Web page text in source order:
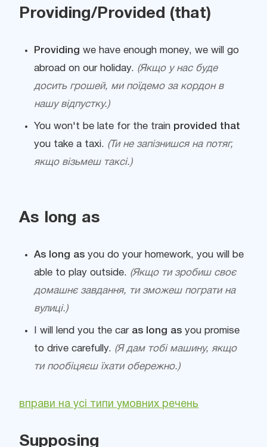
Providing/Provided (that)
Providing we have enough money, we will go
abroad on our holiday. (Якщо у нас буде
досить грошей, ми поїдемо за кордон в
нашу відпустку.)
You won't be late for the train provided that
you take a taxi. (Ти не запізнишся на потяг,
якщо візьмеш таксі.)
As long as
As long as you do your homework, you will be
able to play outside. (Якщо ти зробиш своє
домашнє завдання, ти зможеш пограти на
вулиці.)
I will lend you the car as long as you promise
to drive carefully. (Я дам тобі машину, якщо
ти пообіцяєш їхати обережно.)
вправи на усі типи умовних речень
Supposing